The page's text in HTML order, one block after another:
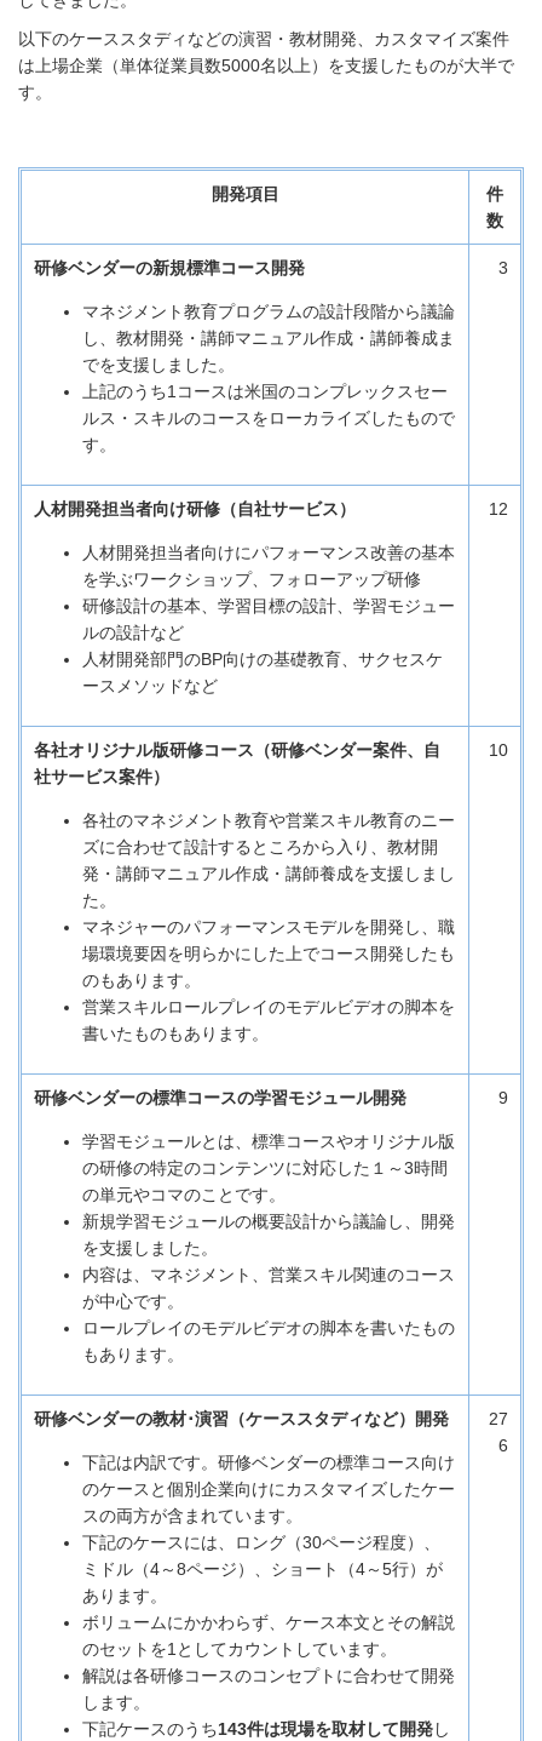
以下のケーススタディなどの演習・教材開発、カスタマイズ案件
は上場企業（単体従業員数5000名以上）を支援したものが大半で
す。
開発項目
件
数
研修ベンダーの新規標準コース開発
マネジメント教育プログラムの設計段階から議論
し、教材開発・講師マニュアル作成・講師養成ま
でを支援しました。
上記のうち1コースは米国のコンプレックスセー
ルス・スキルのコースをローカライズしたもので
す。
3
人材開発担当者向け研修（自社サービス）
人材開発担当者向けにパフォーマンス改善の基本
を学ぶワークショップ、フォローアップ研修
研修設計の基本、学習目標の設計、学習モジュー
ルの設計など
人材開発部門のBP向けの基礎教育、サクセスケ
ースメソッドなど
12
各社オリジナル版研修コース（研修ベンダー案件、自
社サービス案件）
各社のマネジメント教育や営業スキル教育のニー
ズに合わせて設計するところから入り、教材開
発・講師マニュアル作成・講師養成を支援しまし
た。
マネジャーのパフォーマンスモデルを開発し、職
場環境要因を明らかにした上でコース開発したも
のもあります。
営業スキルロールプレイのモデルビデオの脚本を
書いたものもあります。
10
研修ベンダーの標準コースの学習モジュール開発
学習モジュールとは、標準コースやオリジナル版
の研修の特定のコンテンツに対応した１～3時間
の単元やコマのことです。
新規学習モジュールの概要設計から議論し、開発
を支援しました。
内容は、マネジメント、営業スキル関連のコース
が中心です。
ロールプレイのモデルビデオの脚本を書いたもの
もあります。
9
研修ベンダーの教材･演習（ケーススタディなど）開発
下記は内訳です。研修ベンダーの標準コース向け
のケースと個別企業向けにカスタマイズしたケー
スの両方が含まれています。
下記のケースには、ロング（30ページ程度）、
ミドル（4～8ページ）、ショート（4～5行）が
あります。
ボリュームにかかわらず、ケース本文とその解説
のセットを1としてカウントしています。
解説は各研修コースのコンセプトに合わせて開発
します。
下記ケースのうち143件は現場を取材して開発し
27
6